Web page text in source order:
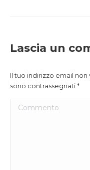
Lascia un
Il tuo indirizzo email
sono contrassegnati*
Commento